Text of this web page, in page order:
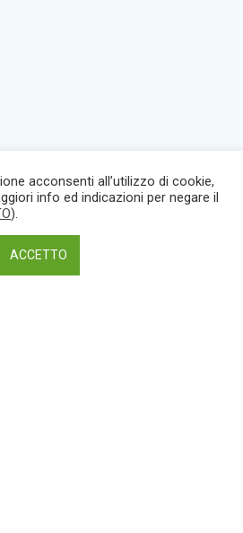
acconsenti all’utilizzo di cookie,
info ed indicazioni per negare il
).
ACCETTO